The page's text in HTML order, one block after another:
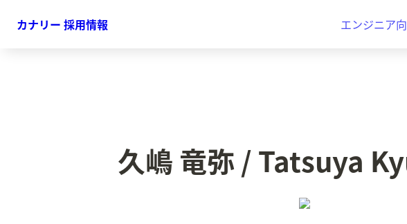
カナリー 採用情報 エンジニア
久嶋 竜弥 / Tatsuya